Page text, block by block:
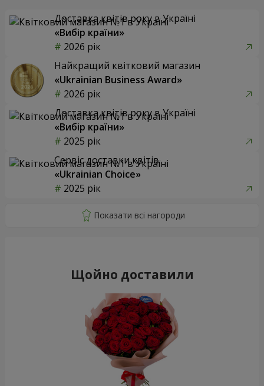
Доставка квітів року в Україні
«Вибір країни»
2026 рік
Найкращий квітковий магазин
«Ukrainian Business Award»
2026 рік
Доставка квітів року в Україні
«Вибір країни»
2025 рік
Сервіс доставки квітів
«Ukrainian Choice»
2025 рік
Щойно доставили